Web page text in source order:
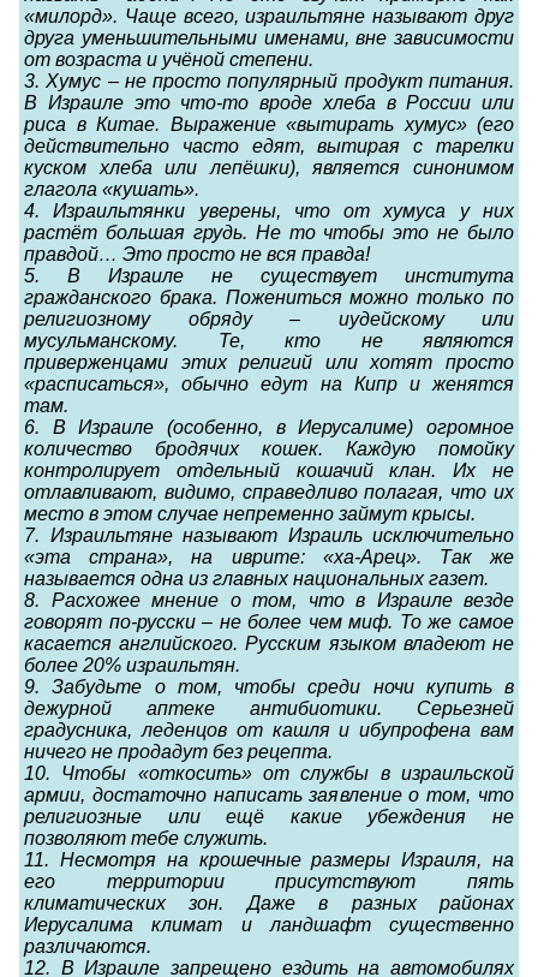
«милорд». Чаще всего, израильтяне называют друг
друга уменьшительными именами, вне зависимости
от возраста и учёной степени.
3. Хумус – не просто популярный продукт питания.
В Израиле это что-то вроде хлеба в России или
риса в Китае. Выражение «вытирать хумус» (его
действительно часто едят, вытирая с тарелки
куском хлеба или лепёшки), является синонимом
глагола «кушать».
4. Израильтянки уверены, что от хумуса у них
растёт большая грудь. Не то чтобы это не было
правдой… Это просто не вся правда!
5. В Израиле не существует института
гражданского брака. Пожениться можно только по
религиозному обряду – иудейскому или
мусульманскому. Те, кто не являются
приверженцами этих религий или хотят просто
«расписаться», обычно едут на Кипр и женятся
там.
6. В Израиле (особенно, в Иерусалиме) огромное
количество бродячих кошек. Каждую помойку
контролирует отдельный кошачий клан. Их не
отлавливают, видимо, справедливо полагая, что их
место в этом случае непременно займут крысы.
7. Израильтяне называют Израиль исключительно
«эта страна», на иврите: «ха-Арец». Так же
называется одна из главных национальных газет.
8. Расхожее мнение о том, что в Израиле везде
говорят по-русски – не более чем миф. То же самое
касается английского. Русским языком владеют не
более 20% израильтян.
9. Забудьте о том, чтобы среди ночи купить в
дежурной аптеке антибиотики. Серьезней
градусника, леденцов от кашля и ибупрофена вам
ничего не продадут без рецепта.
10. Чтобы «откосить» от службы в израильской
армии, достаточно написать заявление о том, что
религиозные или ещё какие убеждения не
позволяют тебе служить.
11. Несмотря на крошечные размеры Израиля, на
его территории присутствуют пять
климатических зон. Даже в разных районах
Иерусалима климат и ландшафт существенно
различаются.
12. В Израиле запрещено ездить на автомобилях